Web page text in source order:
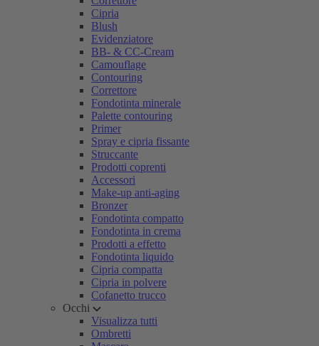
Cipria
Blush
Evidenziatore
BB- & CC-Cream
Camouflage
Contouring
Correttore
Fondotinta minerale
Palette contouring
Primer
Spray e cipria fissante
Struccante
Prodotti coprenti
Accessori
Make-up anti-aging
Bronzer
Fondotinta compatto
Fondotinta in crema
Prodotti a effetto
Fondotinta liquido
Cipria compatta
Cipria in polvere
Cofanetto trucco
Occhi
Visualizza tutti
Ombretti